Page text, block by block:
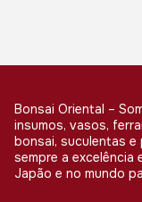
Bonsai Oriental –
insumos, vasos,
bonsai, suculentas e
sempre a
Japão e no mundo